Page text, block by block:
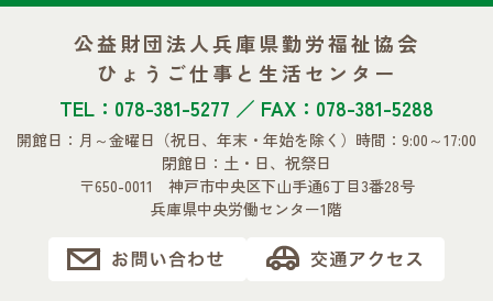
公益財団法人兵庫県勤労福祉協会
ひょうご仕事と生活センター
TEL：078-381-5277 ／ FAX：078-381-5288
開館日：月～金曜日 （祝日、年末・年始を除く） 時間：9:00～17:00
閉館日：土・日、祝祭日
〒650-0011 神戸市中央区下山手通6丁目3番28号
兵庫県中央労働センター1階